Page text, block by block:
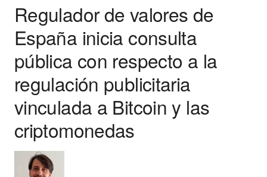
Regulador de valores de
España inicia consulta
pública con respecto a la
regulación publicitaria
vinculada a Bitcoin y las
criptomonedas